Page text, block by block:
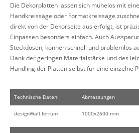
Die Dekorplatten lassen sich mühelos mit
Handkreissäge oder Formatkreissäge
direkt von der Dekorseite aus erfolgt, ist
Einpassen besonders einfach. Auch
Steckdosen, können schnell und problemlos
Dank der geringen Materialstärke und des
Handling der Platten selbst für eine einzelne
Technische Daten: Abmessungen
designWall ferrum 1000x2600 mm